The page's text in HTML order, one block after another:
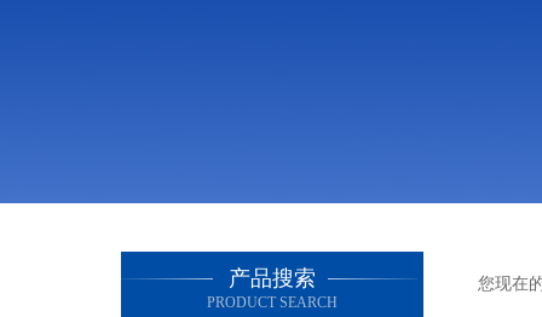
产品搜索
PRODUCT SEARCH
您现在